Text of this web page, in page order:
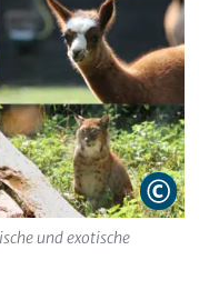
und exotische